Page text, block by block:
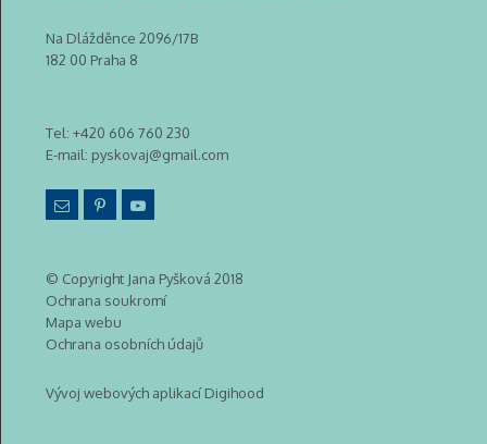
Na Dlážděnce 2096/17B
182 00 Praha 8
Tel: +420 606 760 230
E-mail: pyskovaj@gmail.com
© Copyright Jana Pyšková 2018
Ochrana soukromí
Mapa webu
Ochrana osobních údajů
Vývoj webových aplikací Digihood